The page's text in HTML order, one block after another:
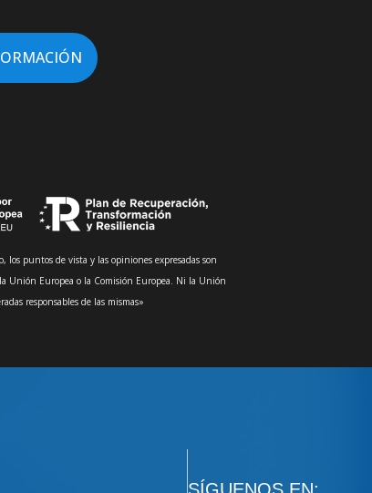
puntos de vista y las opiniones expresadas son
Unión Europea o la Comisión Europea. Ni la Unión
responsables de las mismas»